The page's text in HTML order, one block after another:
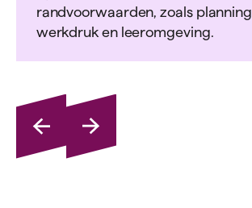
randvoorwaarden, zoals planning
werkdruk en leeromgeving.